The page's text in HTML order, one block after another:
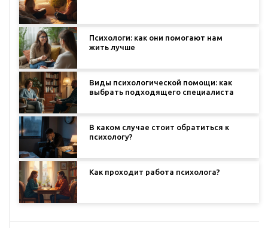
Психологи: как они помогают нам
жить лучше
Виды психологической помощи: как
выбрать подходящего специалиста
В каком случае стоит обратиться к
психологу?
Как проходит работа психолога?